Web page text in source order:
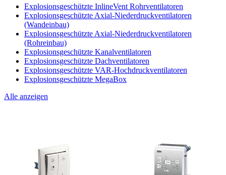
Explosionsgeschützte InlineVent Rohrventilatoren
Explosionsgeschützte Axial-Niederdruckventilatoren
(Wandeinbau)
Explosionsgeschützte Axial-Niederdruckventilatoren
(Rohreinbau)
Explosionsgeschützte Kanalventilatoren
Explosionsgeschützte Dachventilatoren
Explosionsgeschützte VAR-Hochdruckventilatoren
Explosionsgeschützte MegaBox
Alle anzeigen